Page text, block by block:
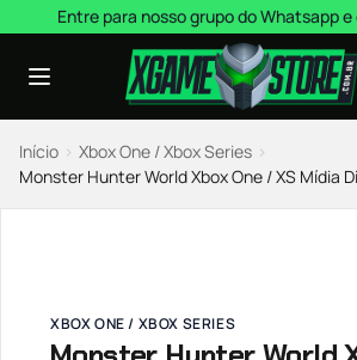
Pular para o conteúdo
Entre para nosso grupo do Whatsapp
Início › Xbox One / Xbox Series ›
Monster Hunter World Xbox One / XS Mídia
XBOX ONE / XBOX SERIES